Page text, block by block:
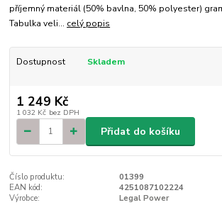
příjemný materiál (50% bavlna, 50% polyester)
Tabulka veli... celý popis
Dostupnost Skladem
1 249 Kč
1 032 Kč bez DPH
Přidat do košíku
Číslo produktu:
01399
EAN kód:
4251087102224
Výrobce:
Legal Power